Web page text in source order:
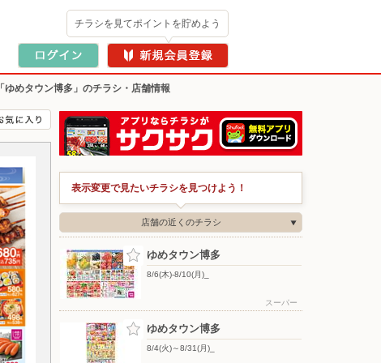
チラシを見てポイントを貯めよう
「ゆめタウン博多」のチラシ・店舗情報
表示変更で見たいチラシを見つけよう！
店舗の近くのチラシ
ゆめタウン博多
8/6(木)-8/10(月)_
スーパー
ゆめタウン博多
8/4(火)～8/31(月)_